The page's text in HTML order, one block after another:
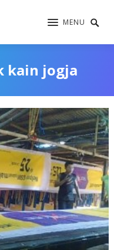
MENU
kain jogja